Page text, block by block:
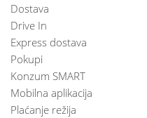
Dostava
Drive In
Express dostava
Pokupi
Konzum SMART
Mobilna aplikacija
Plaćanje režija